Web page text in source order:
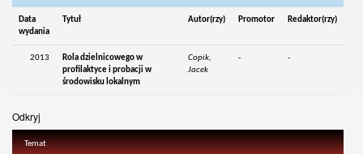
Data
wydania
Tytuł Autor(rzy) Promotor Redaktor(rzy)
2013
Rola dzielnicowego w
profilaktyce i probacji w
środowisku lokalnym
Copik,
Jacek
- -
Odkryj
Temat